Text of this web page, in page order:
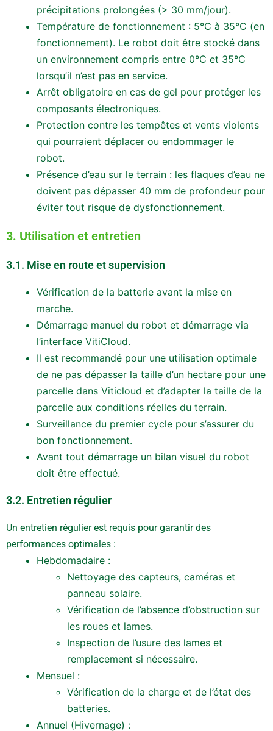
précipitations prolongées (> 30 mm/jour).
Température de fonctionnement : 5°C à 35°C (en
fonctionnement). Le robot doit être stocké dans
un environnement compris entre 0°C et 35°C
lorsqu’il n’est pas en service.
Arrêt obligatoire en cas de gel pour protéger les
composants électroniques.
Protection contre les tempêtes et vents violents
qui pourraient déplacer ou endommager le
robot.
Présence d’eau sur le terrain : les flaques d’eau ne
doivent pas dépasser 40 mm de profondeur pour
éviter tout risque de dysfonctionnement.
3. Utilisation et entretien
3.1. Mise en route et supervision
Vérification de la batterie avant la mise en
marche.
Démarrage manuel du robot et démarrage via
l’interface VitiCloud.
Il est recommandé pour une utilisation optimale
de ne pas dépasser la taille d’un hectare pour une
parcelle dans Viticloud et d’adapter la taille de la
parcelle aux conditions réelles du terrain.
Surveillance du premier cycle pour s’assurer du
bon fonctionnement.
Avant tout démarrage un bilan visuel du robot
doit être effectué.
3.2. Entretien régulier
Un entretien régulier est requis pour garantir des
performances optimales :
Hebdomadaire :
Nettoyage des capteurs, caméras et
panneau solaire.
Vérification de l’absence d’obstruction sur
les roues et lames.
Inspection de l’usure des lames et
remplacement si nécessaire.
Mensuel :
Vérification de la charge et de l’état des
batteries.
Annuel (Hivernage) :